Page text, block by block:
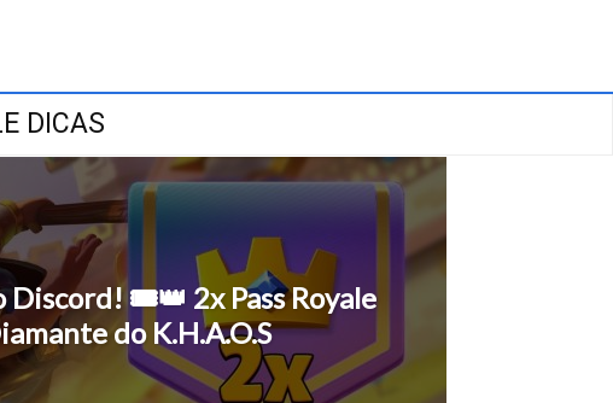
DICAS
Discord! 🎟️👑 2x Pass Royale
do K.H.A.O.S